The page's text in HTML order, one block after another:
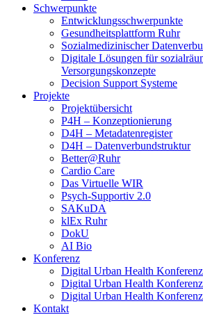
Schwerpunkte
Entwicklungsschwerpunkte
Gesundheitsplattform Ruhr
Sozialmedizinischer
Digitale Lösungen für
Versorgungskonzepte
Decision Support Systeme
Projekte
Projektübersicht
P4H – Konzeptionierung
D4H – Metadatenregister
D4H – Datenverbundstruktur
Better@Ruhr
Cardio Care
Das Virtuelle WIR
Psych-Supportiv 2.0
SAKuDA
klEx Ruhr
DokU
AI Bio
Konferenz
Digital Urban Health Konferenz
Digital Urban Health
Digital Urban Health
Kontakt